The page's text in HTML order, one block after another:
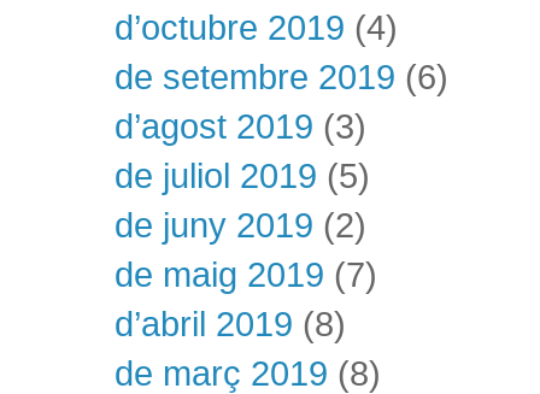
d’octubre 2019 (4)
de setembre 2019 (6)
d’agost 2019 (3)
de juliol 2019 (5)
de juny 2019 (2)
de maig 2019 (7)
d’abril 2019 (8)
de març 2019 (8)